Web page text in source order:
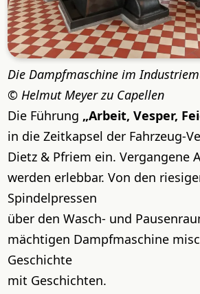
Die Dampfmaschine im
Helmut Meyer zu Capellen
Die Führung „Arbeit, Vesper,
in die Zeitkapsel der Fahrzeug-
Dietz & Pfriem ein. Vergangene
werden erlebbar. Von den
Spindelpressen
über den Wasch- und
mächtigen Dampfmaschine
Geschichte
mit Geschichten.